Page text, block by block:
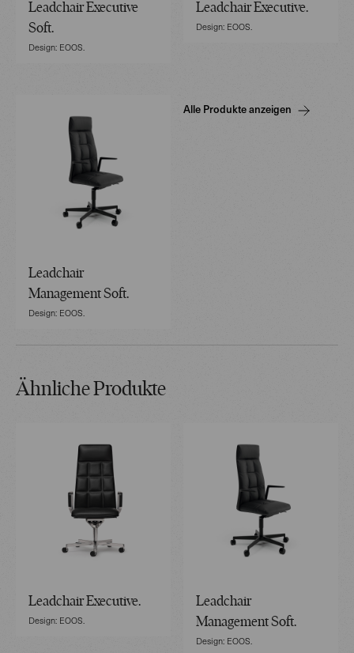
Leadchair Executive
Soft.
Design: EOOS.
Leadchair Executive.
Design: EOOS.
Leadchair
Management Soft.
Design: EOOS.
Alle Produkte anzeigen
Ähnliche Produkte
Leadchair Executive.
Design: EOOS.
Leadchair
Management Soft.
Design: EOOS.